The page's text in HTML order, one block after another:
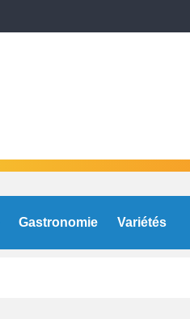
Gastronomie Variétés